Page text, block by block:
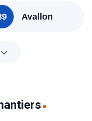
Avallon